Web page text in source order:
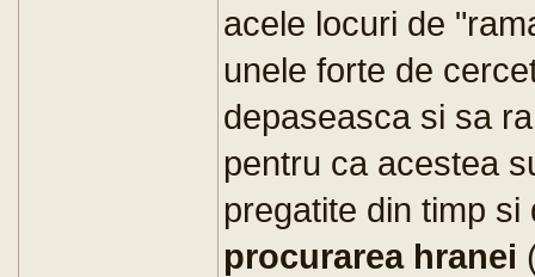
acele locuri de
unele forte de
depaseasca si sa
pentru ca acestea
pregatite din timp
procurarea hranei